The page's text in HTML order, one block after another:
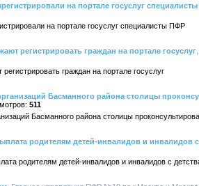
на портале госуслуг
на портале госуслуг специалисты ПФР
регистрировать граждан на портале госуслуг
граждан на портале госуслуг
Басманного района столицы
511
Басманного района столицы
родителям детей-инвалидов и инвалидов
родителям детей-инвалидов и инвалидов с